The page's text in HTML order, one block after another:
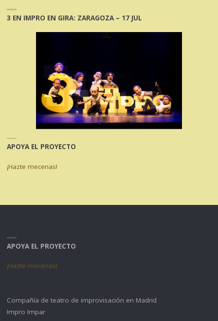
3 EN IMPRO EN GIRA: ZARAGOZA – 17 JUL
APOYA EL PROYECTO
¡Hazte mecenas!
APOYA EL PROYECTO
¡Hazte mecenas!
Compañía de teatro de improvisación en Madrid
Impro Impar